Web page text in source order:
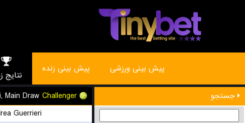
پیش بینی ورزشی پیش بینی زنده
نتایج
جستجو Challenger
Main Draw
Guerrieri